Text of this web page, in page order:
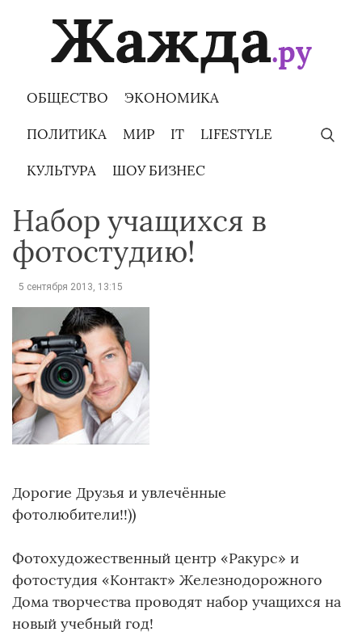
ОБЩЕСТВО ЭКОНОМИКА
ПОЛИТИКА МИР IT LIFESTYLE
КУЛЬТУРА ШОУ БИЗНЕС
Набор учащихся в
фотостудию!
5 сентября 2013, 13:15
Дорогие Друзья и увлечённые
фотолюбители!!))
Фотохудожественный центр «Ракурс» и
фотостудия «Контакт» Железнодорожного
Дома творчества проводят набор учащихся на
новый учебный год!